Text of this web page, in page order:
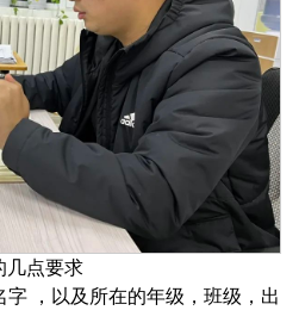
几点要求
字 ，以及所在的年级，班级，出